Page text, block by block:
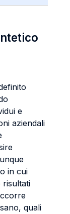
e
aziendali
in cui
risultati
quali